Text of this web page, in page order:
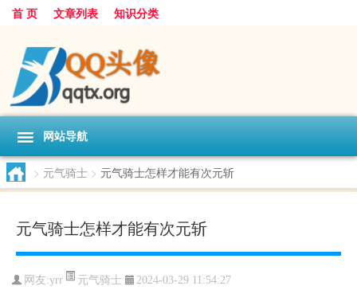
首 页 文章列表 知识分类
网站导航
> 元气骑士 > 元气骑士怎样才能有次元斩
元气骑士怎样才能有次元斩
网友:yrr 元气骑士 2024-03-29 11:54:27